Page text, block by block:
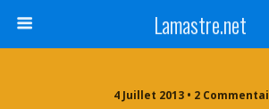
Lamastre.net
4 Juillet 2013 • 2